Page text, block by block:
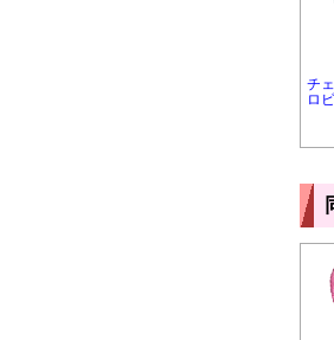
チ
ロ